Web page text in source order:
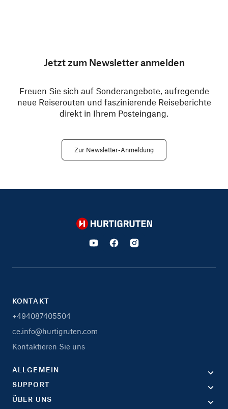
Jetzt zum Newsletter anmelden
Freuen Sie sich auf Sonderangebote, aufregende
neue Reiserouten und faszinierende Reiseberichte
direkt in Ihrem Posteingang.
Zur Newsletter-Anmeldung
Hurtigruten
KONTAKT
+494087405504
ce.info@hurtigruten.com
Kontaktieren Sie uns
ALLGEMEIN
SUPPORT
ÜBER UNS